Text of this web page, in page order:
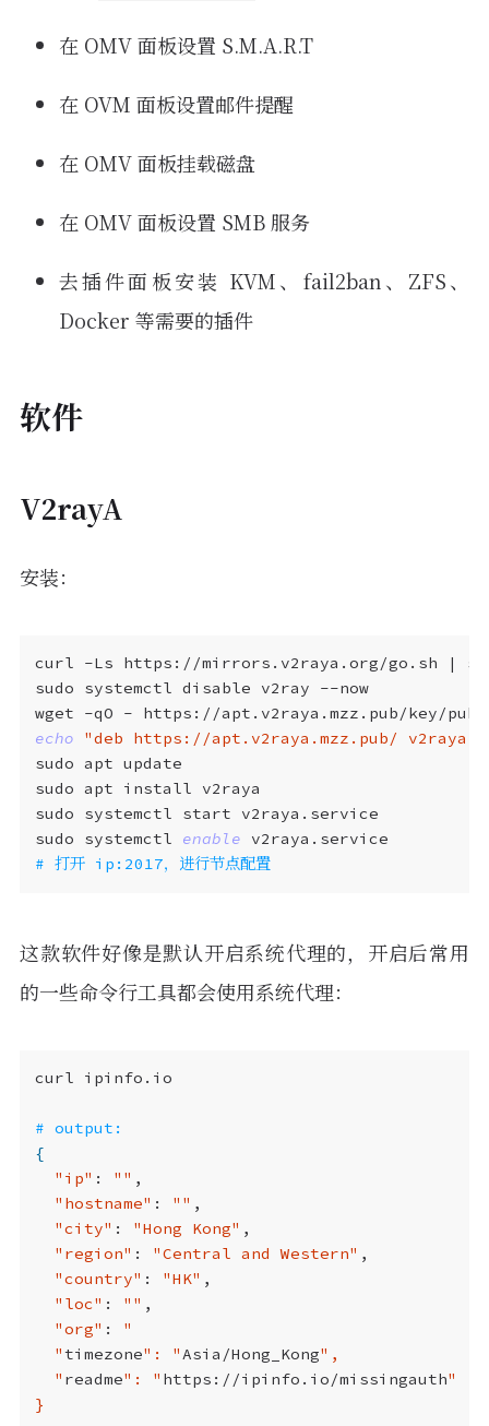
在 OMV 面板设置 S.M.A.R.T
在 OVM 面板设置邮件提醒
在 OMV 面板挂载磁盘
在 OMV 面板设置 SMB 服务
去插件面板安装 KVM、fail2ban、ZFS、
Docker 等需要的插件
软件
V2rayA
安装：
curl -Ls https://mirrors.v2raya.org/go.sh
|
wget -qO - https://apt.v2raya.mzz.pub/key/
echo
"deb https://apt.v2raya.mzz.pub/ v2raya
sudo systemctl enable
# 打开 ip:2017，进行节点配置
这款软件好像是默认开启系统代理的，开启后常用
的一些命令行工具都会使用系统代理：
# output:
{
"ip" : ""
"hostname" : ""
"city" : "Hong Kong"
"region" : "Central and Western"
"country" : "HK"
"loc" : ""
"org" :
  "
timezone": "Asia/Hong_Kong
  "
readme": " https://ipinfo.io/missingauth